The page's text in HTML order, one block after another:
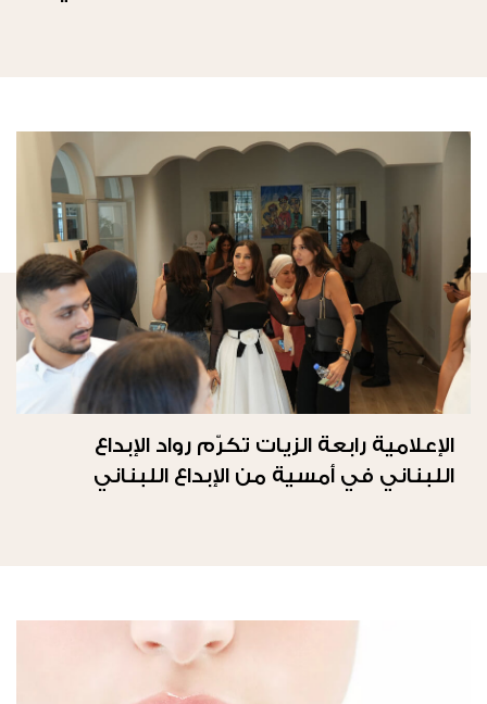
الإعلامية رابعة الزيات تكرّم رواد الإبداع
اللبناني في أمسية من الإبداع اللبناني